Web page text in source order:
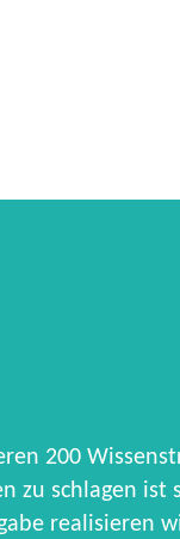
200
zu schlagen ist
realisieren